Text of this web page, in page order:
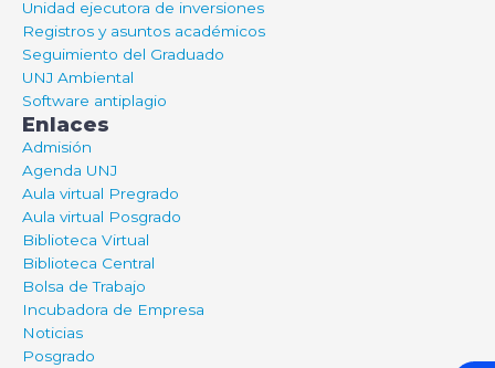
Unidad ejecutora de inversiones
Registros y asuntos académicos
Seguimiento del Graduado
UNJ Ambiental
Software antiplagio
Enlaces
Admisión
Agenda UNJ
Aula virtual Pregrado
Aula virtual Posgrado
Biblioteca Virtual
Biblioteca Central
Bolsa de Trabajo
Incubadora de Empresa
Noticias
Posgrado